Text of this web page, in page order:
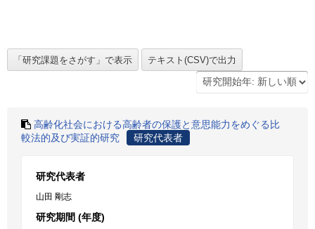
高齢化社会における高齢者の保護と意思能力をめぐる比
較法的及び実証的研究
研究代表者
研究代表者
山田 剛志
研究期間 (年度)